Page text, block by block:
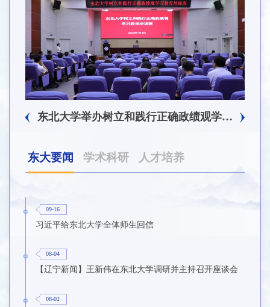
东北大学举办树立和践行正确政绩观学习教育培训班
东大要闻 学术科研 人才培养
09-16
习近平给东北大学全体师生回信
08-04
【辽宁新闻】王新伟在东北大学调研并主持召开座谈会
08-02